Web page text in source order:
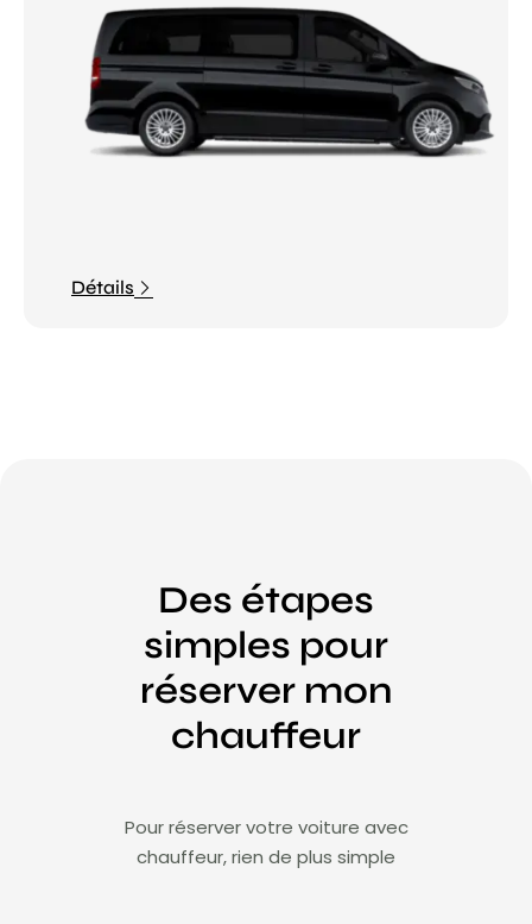
Détails
Des étapes
simples pour
réserver mon
chauffeur
Pour réserver votre voiture avec
chauffeur, rien de plus simple